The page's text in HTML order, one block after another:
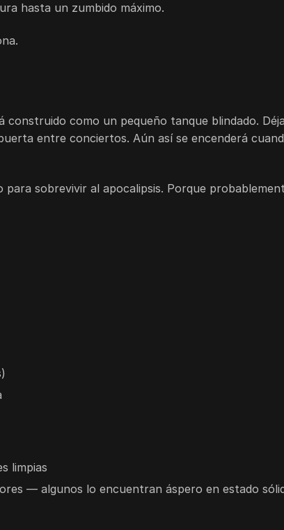
hasta un zumbido máximo.
construido como un pequeño tanque blindado.
entre conciertos. Aún así se encenderá
sobrevivir al apocalipsis. Porque
limpias
— algunos lo encuentran áspero en estado